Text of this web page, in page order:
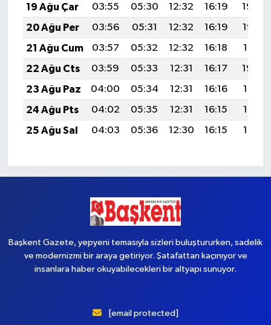
19 Ağu Çar
03:55 05:30 12:32 16:19
19:24
20 Ağu Per
03:56 05:31 12:32 16:19
19:23
21 Ağu Cum
03:57 05:32 12:32 16:18
19:21
22 Ağu Cts
03:59 05:33 12:31 16:17
19:20
23 Ağu Paz
04:00 05:34 12:31 16:16
19:18
24 Ağu Pts
04:02 05:35 12:31 16:15
19:17
25 Ağu Sal
04:03 05:36 12:30 16:15 19:15
Başkent Gazete, yepyeni temasıyla sizleri buluştururken, sadelik
ve modernizmi bir araya getiriyor. Şatafattan kaçınıyor ve
insanlara haber okuyabilecekleri bir altyapı sunuyor.
[email protected]